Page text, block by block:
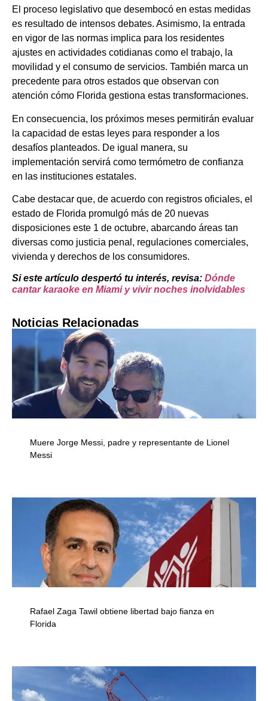
El proceso legislativo que desembocó en estas medidas
es resultado de intensos debates. Asimismo, la entrada
en vigor de las normas implica para los residentes
ajustes en actividades cotidianas como el trabajo, la
movilidad y el consumo de servicios. También marca un
precedente para otros estados que observan con
atención cómo Florida gestiona estas transformaciones.
En consecuencia, los próximos meses permitirán evaluar
la capacidad de estas leyes para responder a los
desafíos planteados. De igual manera, su
implementación servirá como termómetro de confianza
en las instituciones estatales.
Cabe destacar que, de acuerdo con registros oficiales, el
estado de Florida promulgó más de 20 nuevas
disposiciones este 1 de octubre, abarcando áreas tan
diversas como justicia penal, regulaciones comerciales,
vivienda y derechos de los consumidores.
Si este artículo despertó tu interés, revisa: Dónde
cantar karaoke en Miami y vivir noches inolvidables
Noticias Relacionadas
Muere Jorge Messi, padre y representante de Lionel
Messi
Rafael Zaga Tawil obtiene libertad bajo fianza en
Florida